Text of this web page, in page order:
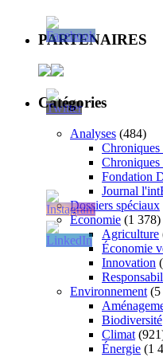
PARTENAIRES
Catégories
Analyses (484)
Chroniques
Fondation
Journal
Dossiers spéciaux
Économie (1 378)
Agriculture
Économie
Innovation
Environnement (5
Biodiversité
Climat
Énergie (1